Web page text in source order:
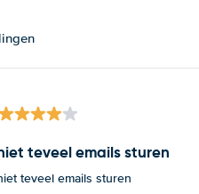
teveel emails sturen
teveel emails sturen